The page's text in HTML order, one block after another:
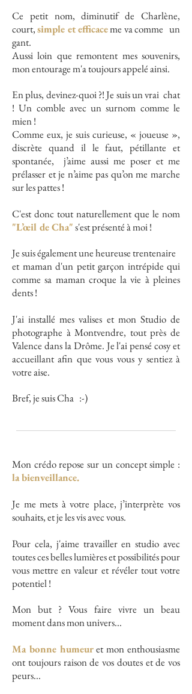
Ce petit nom, diminutif de Charlène,
court,simple et efficaceme va comme un
gant.
Aussi loin que remontent mes souvenirs,
mon entourage m'a toujours appelé ainsi.
En plus, devinez-quoi ?! Je suis un vrai chat
! Un comble avec un surnom comme le
mien !
Comme eux, je suis curieuse, « joueuse »,
discrète quand il le faut, pétillante et
spontanée, j’aime aussi me poser et me
prélasser et je n’aime pas qu’on me marche
sur les pattes !
C'est donc tout naturellement que le nom
"L’œil de Cha"s'est présenté à moi !
Je suis également une heureuse trentenaire
et maman d'un petit garçon intrépide qui
comme sa maman croque la vie à pleines
dents !
J'ai installé mes valises et mon Studio de
photographe à Montvendre, tout près de
Valence dans la Drôme. Je l'ai pensé cosy et
accueillant afin que vous vous y sentiez à
votre aise.
Bref, je suis Cha :-)
Mon crédo repose sur un concept simple :
la bienveillance.
Je me mets à votre place, j’interprète vos
souhaits, et je les vis avec vous.
Pour cela, j'aime travailler en studio avec
toutes ces belles lumières et possibilités pour
vous mettre en valeur et révéler tout votre
potentiel !
Mon but ? Vous faire vivre un beau
moment dans mon univers...
Ma bonne humeuret mon enthousiasme
ont toujours raison de vos doutes et de vos
peurs...